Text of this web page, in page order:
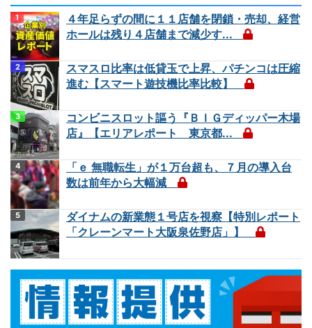
４年足らずの間に１１店舗を閉鎖・売却、経営
ホールは残り４店舗まで減少す...
スマスロ比率は低貸玉で上昇、パチンコは圧縮
進む【スマート遊技機比率比較】
コンビニスロット謳う『ＢＩＧディッパー木場
店』【エリアレポート 東京都...
「ｅ 無職転生」が１万台超も、７月の導入台
数は前年から大幅減
ダイナムの新業態１号店を視察【特別レポート
「クレーンマート大阪泉佐野店」】